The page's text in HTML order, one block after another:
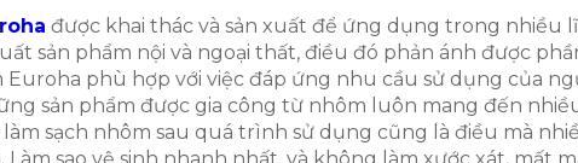
được khai thác và sản xuất để ứng dụng trong nhiều
sản phẩm nội và ngoại thất, điều đó phản ánh được
Euroha phù hợp với việc đáp ứng nhu cầu sử dụng của
sản phẩm được gia công từ nhôm luôn mang đến
làm sạch nhôm sau quá trình sử dụng cũng là điều mà